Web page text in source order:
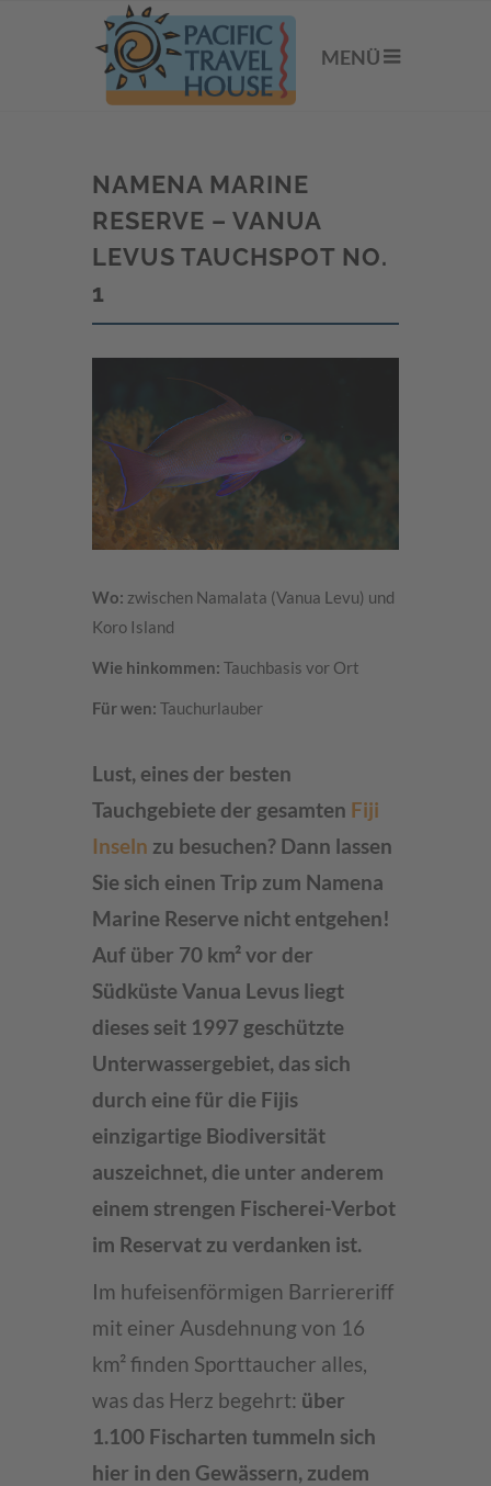
MENÜ
NAMENA MARINE
RESERVE – VANUA
LEVUS TAUCHSPOT NO.
1
Wo: zwischen Namalata (Vanua Levu) und
Koro Island
Wie hinkommen: Tauchbasis vor Ort
Für wen: Tauchurlauber
Lust, eines der besten
Tauchgebiete der gesamten Fiji
Inseln zu besuchen? Dann lassen
Sie sich einen Trip zum Namena
Marine Reserve nicht entgehen!
Auf über 70 km² vor der
Südküste Vanua Levus liegt
dieses seit 1997 geschützte
Unterwassergebiet, das sich
durch eine für die Fijis
einzigartige Biodiversität
auszeichnet, die unter anderem
einem strengen Fischerei-Verbot
im Reservat zu verdanken ist.
Im hufeisenförmigen Barriereriff
mit einer Ausdehnung von 16
km² finden Sporttaucher alles,
was das Herz begehrt: über
1.100 Fischarten tummeln sich
hier in den Gewässern, zudem